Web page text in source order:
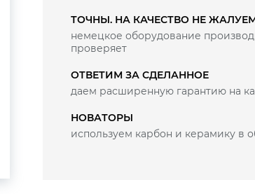
ТОЧНЫ. НА КАЧЕСТВО НЕ
немецкое оборудование
проверяет
ОТВЕТИМ ЗА СДЕЛАННОЕ
даем расширенную гарантию на
НОВАТОРЫ
используем карбон и керамику в